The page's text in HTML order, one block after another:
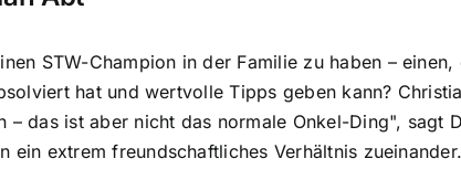
STW-Champion in der Familie zu haben –
hat und wertvolle Tipps geben kann?
– das ist aber nicht das normale Onkel-Ding", sagt
ein extrem freundschaftliches Verhältnis